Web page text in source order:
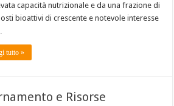
capacità nutrizionale e da una frazione di
bioattivi di crescente e notevole interesse
tutto »
e Risorse